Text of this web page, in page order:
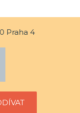
Praha 4